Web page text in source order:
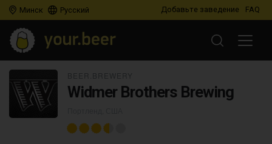
Минск Русский Добавьте заведение FAQ
Widmer Brothers Brewing